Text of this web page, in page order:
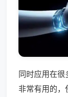
同时应用在
非常有用的